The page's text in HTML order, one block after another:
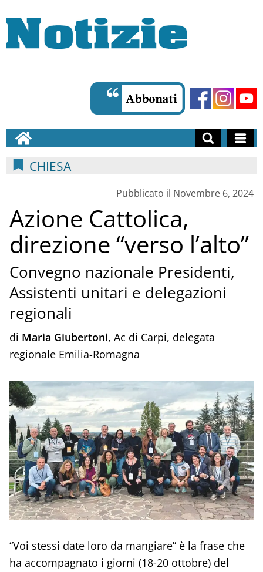
CHIESA
Pubblicato il Novembre 6, 2024
Azione Cattolica,
direzione “verso l’alto”
Convegno nazionale Presidenti,
Assistenti unitari e delegazioni
regionali
di Maria Giubertoni, Ac di Carpi, delegata
regionale Emilia-Romagna
“Voi stessi date loro da mangiare” è la frase che
ha accompagnato i giorni (18-20 ottobre) del